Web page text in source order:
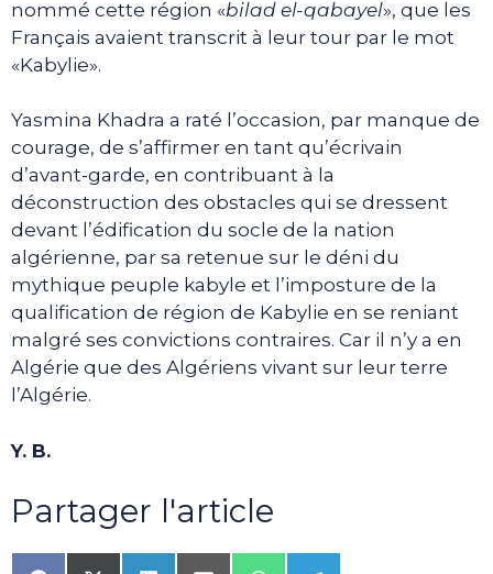
nommé cette région «bilad el-qabayel», que les
Français avaient transcrit à leur tour par le mot
«Kabylie».
Yasmina Khadra a raté l’occasion, par manque de
courage, de s’affirmer en tant qu’écrivain
d’avant-garde, en contribuant à la
déconstruction des obstacles qui se dressent
devant l’édification du socle de la nation
algérienne, par sa retenue sur le déni du
mythique peuple kabyle et l’imposture de la
qualification de région de Kabylie en se reniant
malgré ses convictions contraires. Car il n’y a en
Algérie que des Algériens vivant sur leur terre
l’Algérie.
Y. B.
Partager l'article